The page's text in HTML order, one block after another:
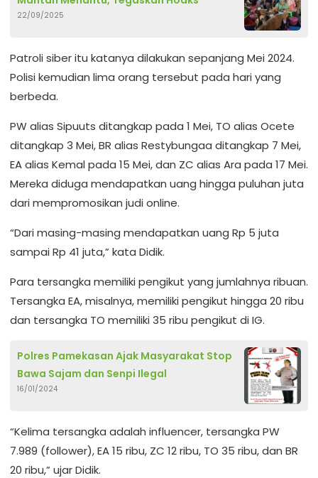
22/09/2025
Patroli siber itu katanya dilakukan sepanjang Mei 2024.
Polisi kemudian lima orang tersebut pada hari yang
berbeda.
PW alias Sipuuts ditangkap pada 1 Mei, TO alias Ocete
ditangkap 3 Mei, BR alias Restybungaa ditangkap 7 Mei,
EA alias Kemal pada 15 Mei, dan ZC alias Ara pada 17 Mei.
Mereka diduga mendapatkan uang hingga puluhan juta
dari mempromosikan judi online.
“Dari masing-masing mendapatkan uang Rp 5 juta
sampai Rp 41 juta,” kata Didik.
Para tersangka memiliki pengikut yang jumlahnya ribuan.
Tersangka EA, misalnya, memiliki pengikut hingga 20 ribu
dan tersangka TO memiliki 35 ribu pengikut di IG.
Polres Pamekasan Ajak Masyarakat Stop
Bawa Sajam dan Senpi Ilegal
16/01/2024
“Kelima tersangka adalah influencer, tersangka PW
7.989 (follower), EA 15 ribu, ZC 12 ribu, TO 35 ribu, dan BR
20 ribu,” ujar Didik.